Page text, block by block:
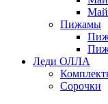
Пижамы
Леди ОЛЛА
Сорочки